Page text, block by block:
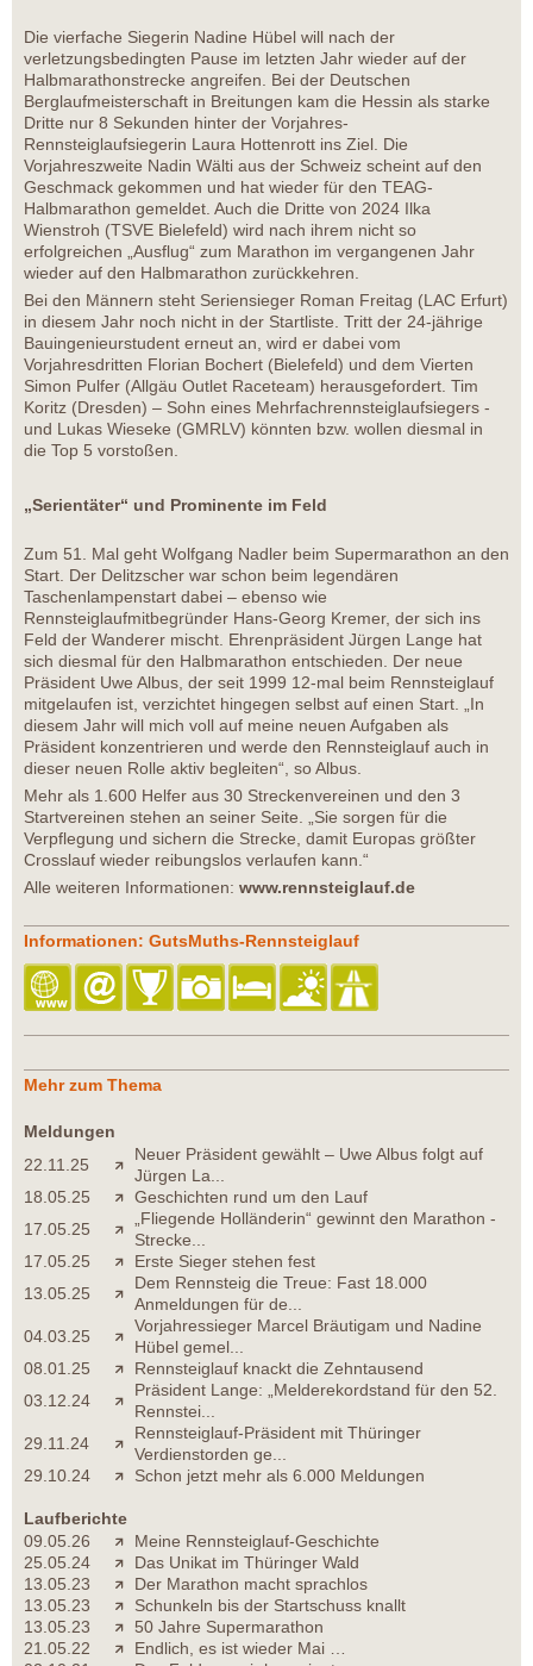
Die vierfache Siegerin Nadine Hübel will nach der
verletzungsbedingten Pause im letzten Jahr wieder auf der
Halbmarathonstrecke angreifen. Bei der Deutschen
Berglaufmeisterschaft in Breitungen kam die Hessin als starke
Dritte nur 8 Sekunden hinter der Vorjahres-
Rennsteiglaufsiegerin Laura Hottenrott ins Ziel. Die
Vorjahreszweite Nadin Wälti aus der Schweiz scheint auf den
Geschmack gekommen und hat wieder für den TEAG-
Halbmarathon gemeldet. Auch die Dritte von 2024 Ilka
Wienstroh (TSVE Bielefeld) wird nach ihrem nicht so
erfolgreichen „Ausflug“ zum Marathon im vergangenen Jahr
wieder auf den Halbmarathon zurückkehren.
Bei den Männern steht Seriensieger Roman Freitag (LAC Erfurt)
in diesem Jahr noch nicht in der Startliste. Tritt der 24-jährige
Bauingenieurstudent erneut an, wird er dabei vom
Vorjahresdritten Florian Bochert (Bielefeld) und dem Vierten
Simon Pulfer (Allgäu Outlet Raceteam) herausgefordert. Tim
Koritz (Dresden) – Sohn eines Mehrfachrennsteiglaufsiegers -
und Lukas Wieseke (GMRLV) könnten bzw. wollen diesmal in
die Top 5 vorstoßen.
„Serientäter“ und Prominente im Feld
Zum 51. Mal geht Wolfgang Nadler beim Supermarathon an den
Start. Der Delitzscher war schon beim legendären
Taschenlampenstart dabei – ebenso wie
Rennsteiglaufmitbegründer Hans-Georg Kremer, der sich ins
Feld der Wanderer mischt. Ehrenpräsident Jürgen Lange hat
sich diesmal für den Halbmarathon entschieden. Der neue
Präsident Uwe Albus, der seit 1999 12-mal beim Rennsteiglauf
mitgelaufen ist, verzichtet hingegen selbst auf einen Start. „In
diesem Jahr will mich voll auf meine neuen Aufgaben als
Präsident konzentrieren und werde den Rennsteiglauf auch in
dieser neuen Rolle aktiv begleiten“, so Albus.
Mehr als 1.600 Helfer aus 30 Streckenvereinen und den 3
Startvereinen stehen an seiner Seite. „Sie sorgen für die
Verpflegung und sichern die Strecke, damit Europas größter
Crosslauf wieder reibungslos verlaufen kann.“
Alle weiteren Informationen: www.rennsteiglauf.de
Informationen: GutsMuths-Rennsteiglauf
Mehr zum Thema
Meldungen
22.11.25
Neuer Präsident gewählt – Uwe Albus folgt auf
Jürgen La...
18.05.25
Geschichten rund um den Lauf
17.05.25
„Fliegende Holländerin“ gewinnt den Marathon -
Strecke...
17.05.25
Erste Sieger stehen fest
13.05.25
Dem Rennsteig die Treue: Fast 18.000
Anmeldungen für de...
04.03.25
Vorjahressieger Marcel Bräutigam und Nadine
Hübel gemel...
08.01.25
Rennsteiglauf knackt die Zehntausend
03.12.24
Präsident Lange: „Melderekordstand für den 52.
Rennstei...
29.11.24
Rennsteiglauf-Präsident mit Thüringer
Verdienstorden ge...
29.10.24
Schon jetzt mehr als 6.000 Meldungen
Laufberichte
09.05.26
Meine Rennsteiglauf-Geschichte
25.05.24
Das Unikat im Thüringer Wald
13.05.23
Der Marathon macht sprachlos
13.05.23
Schunkeln bis der Startschuss knallt
13.05.23
50 Jahre Supermarathon
21.05.22
Endlich, es ist wieder Mai …